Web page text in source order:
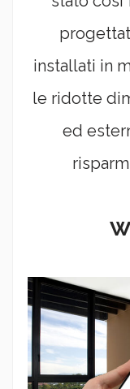
installati in
le ridotte
ed